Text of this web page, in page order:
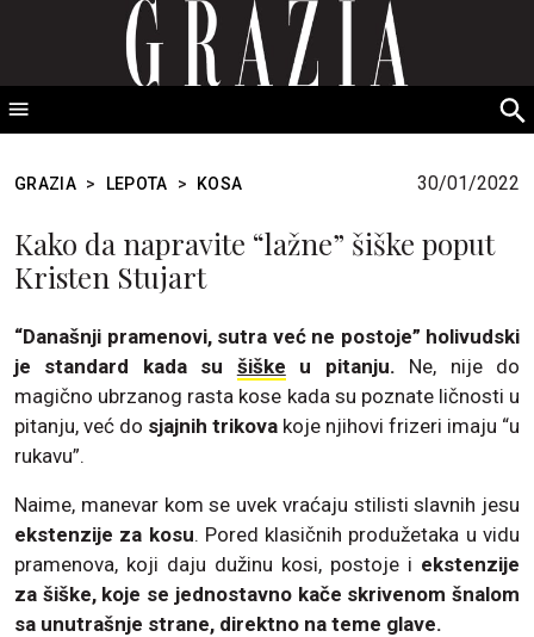
GRAZIA Srbija
GRAZIA > LEPOTA > KOSA 30/01/2022
Kako da napravite “lažne” šiške poput
Kristen Stujart
“Današnji pramenovi, sutra već ne postoje” holivudski
je standard kada su šiške u pitanju. Ne, nije do
magično ubrzanog rasta kose kada su poznate ličnosti u
pitanju, već do sjajnih trikova koje njihovi frizeri imaju “u
rukavu”.
Naime, manevar kom se uvek vraćaju stilisti slavnih jesu
ekstenzije za kosu. Pored klasičnih produžetaka u vidu
pramenova, koji daju dužinu kosi, postoje i ekstenzije
za šiške, koje se jednostavno kače skrivenom šnalom
sa unutrašnje strane, direktno na teme glave.